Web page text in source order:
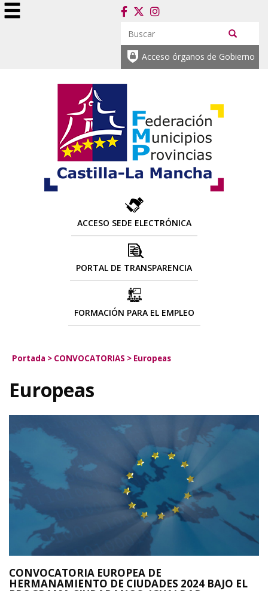
Acceso órganos de Gobierno
ACCESO SEDE ELECTRÓNICA
PORTAL DE TRANSPARENCIA
FORMACIÓN PARA EL EMPLEO
Portada > CONVOCATORIAS > Europeas
Europeas
CONVOCATORIA EUROPEA DE
HERMANAMIENTO DE CIUDADES 2024 BAJO EL